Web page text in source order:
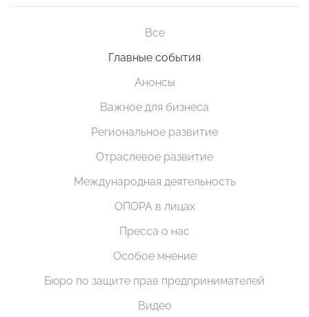
Все
Главные события
Анонсы
Важное для бизнеса
Региональное развитие
Отраслевое развитие
Международная деятельность
ОПОРА в лицах
Пресса о нас
Особое мнение
Бюро по защите прав предпринимателей
Видео